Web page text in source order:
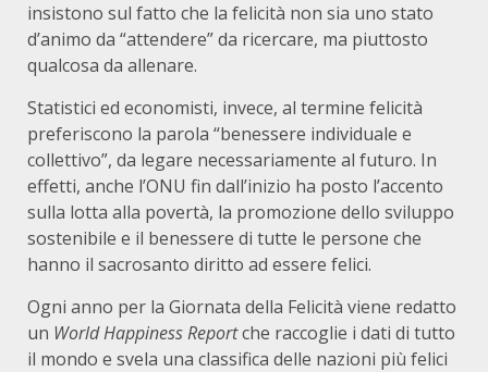
insistono sul fatto che la felicità non sia uno stato
d’animo da “attendere” da ricercare, ma piuttosto
qualcosa da allenare.
Statistici ed economisti, invece, al termine felicità
preferiscono la parola “benessere individuale e
collettivo”, da legare necessariamente al futuro. In
effetti, anche l’ONU fin dall’inizio ha posto l’accento
sulla lotta alla povertà, la promozione dello sviluppo
sostenibile e il benessere di tutte le persone che
hanno il sacrosanto diritto ad essere felici.
Ogni anno per la Giornata della Felicità viene redatto
un World Happiness Reportche raccoglie i dati di tutto
il mondo e svela una classifica delle nazioni più felici